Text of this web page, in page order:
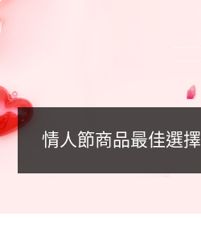
情人節商品最佳選擇